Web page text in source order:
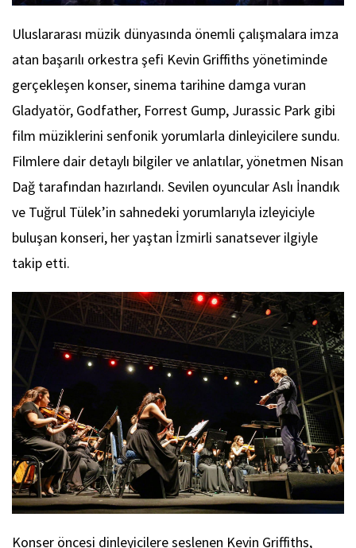
Uluslararası müzik dünyasında önemli çalışmalara imza
atan başarılı orkestra şefi Kevin Griffiths yönetiminde
gerçekleşen konser, sinema tarihine damga vuran
Gladyatör, Godfather, Forrest Gump, Jurassic Park gibi
film müziklerini senfonik yorumlarla dinleyicilere sundu.
Filmlere dair detaylı bilgiler ve anlatılar, yönetmen Nisan
Dağ tarafından hazırlandı. Sevilen oyuncular Aslı İnandık
ve Tuğrul Tülek’in sahnedeki yorumlarıyla izleyiciyle
buluşan konseri, her yaştan İzmirli sanatsever ilgiyle
takip etti.
Konser öncesi dinleyicilere seslenen Kevin Griffiths,